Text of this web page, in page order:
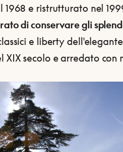
e ristrutturato nel
di conservare gli
e liberty
XIX secolo e arredato con